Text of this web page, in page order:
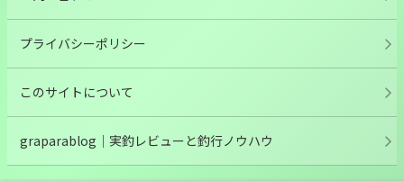
プライバシーポリシー
このサイトについて
graparablog｜実釣レビューと釣行ノウハウ